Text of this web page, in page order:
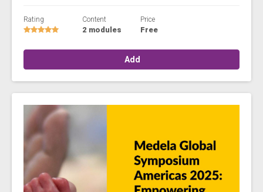
Rating Content
2 modules
Price
Free
Add